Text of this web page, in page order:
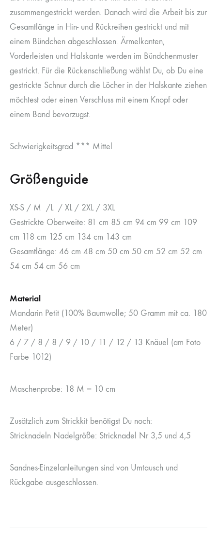
zusammengestrickt werden. Danach wird die Arbeit bis zur
Gesamtlänge in Hin- und Rückreihen gestrickt und mit
einem Bündchen abgeschlossen. Ärmelkanten,
Vorderleisten und Halskante werden im Bündchenmuster
gestrickt. Für die Rückenschließung wählst Du, ob Du eine
gestrickte Schnur durch die Löcher in der Halskante ziehen
möchtest oder einen Verschluss mit einem Knopf oder
einem Band bevorzugst.
Schwierigkeitsgrad *** Mittel
Größenguide
XS-S / M /L / XL / 2XL / 3XL
Gestrickte Oberweite: 81 cm 85 cm 94 cm 99 cm 109
cm 118 cm 125 cm 134 cm 143 cm
Gesamtlänge: 46 cm 48 cm 50 cm 50 cm 52 cm 52 cm
54 cm 54 cm 56 cm
Material
Mandarin Petit (100% Baumwolle; 50 Gramm mit ca. 180
Meter)
6 / 7 / 8 / 8 / 9 / 10 / 11 / 12 / 13 Knäuel (am Foto
Farbe 1012)
Maschenprobe: 18 M = 10 cm
Zusätzlich zum Strickkit benötigst Du noch:
Stricknadeln Nadelgröße: Stricknadel Nr 3,5 und 4,5
Sandnes-Einzelanleitungen sind von Umtausch und
Rückgabe ausgeschlossen.